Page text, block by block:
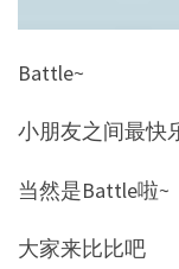
Battle~
小朋友之间最快
当然是Battle啦~
大家来比比吧